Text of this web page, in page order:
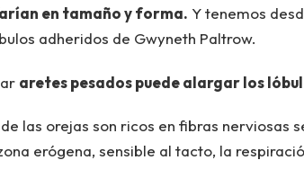
en tamaño y forma. Y tenemos
adheridos de Gwyneth Paltrow.
aretes pesados puede alargar los
las orejas son ricos en fibras nerviosas
erógena, sensible al tacto, la